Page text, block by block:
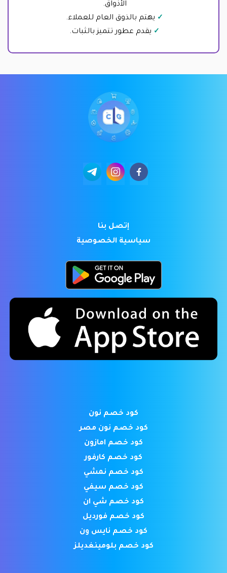
الأذواق.
يهتم بالذوق العام للعملاء.
يقدم عطور تتميز بالثبات.
إتصل بنا
سياسية الخصوصية
كود خصم نون
كود خصم نون مصر
كود خصم امازون
كود خصم كارفور
كود خصم نمشي
كود خصم سيفي
كود خصم شي ان
كود خصم فورديل
كود خصم نايس ون
كود خصم بلومينغديلز